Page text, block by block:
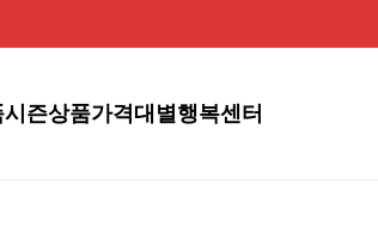
시즌상품가격대별행복센터